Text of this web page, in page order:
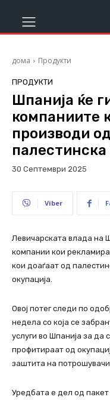
дома Продукти
ПРОДУКТИ
Шпанија ќе
компаниите
производи
палестинска
30 Септември 2025
Viber
Левичарската влада на
компании кои
кои доаѓаат од
окупација.
Овој потег следи по
недела со која се
услуги во Шпанија за да
профитираат од
заштита на
Уредбата е дел од